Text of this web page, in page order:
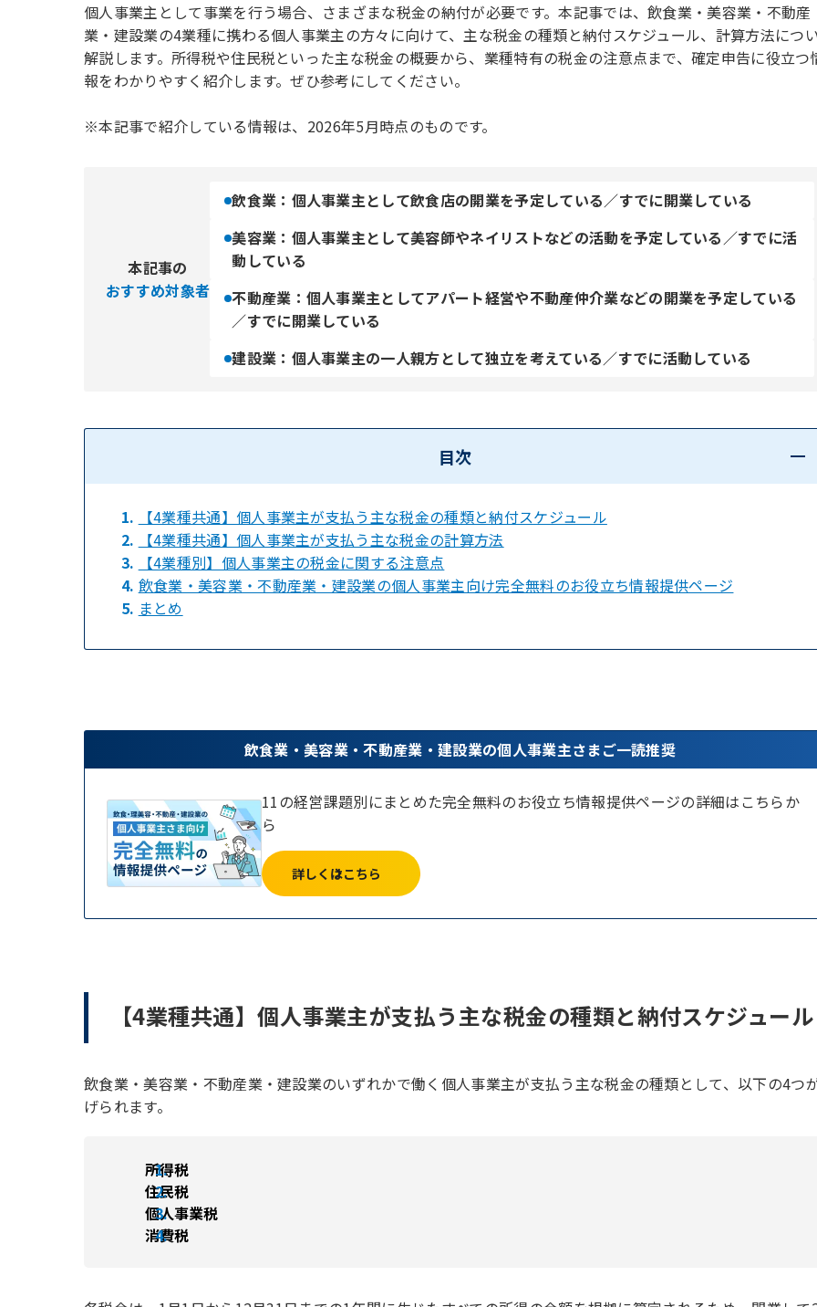
個人事業主として事業を行う場合、さまざまな税金の納付が必要です。本記事では、飲食業・美容業・不動産
業・建設業の4業種に携わる個人事業主の方々に向けて、主な税金の種類と納付スケジュール、計算方法につ
解説します。所得税や住民税といった主な税金の概要から、業種特有の税金の注意点まで、確定申告に役立つ
報をわかりやすく紹介します。ぜひ参考にしてください。
※本記事で紹介している情報は、2026年5月時点のものです。
本記事の
おすすめ対象者
飲食業：個人事業主として飲食店の開業を予定している／すでに開業している
美容業：個人事業主として美容師やネイリストなどの活動を予定している／すでに活
動している
不動産業：個人事業主としてアパート経営や不動産仲介業などの開業を予定している
／すでに開業している
建設業：個人事業主の一人親方として独立を考えている／すでに活動している
目次
1.
【4業種共通】個人事業主が支払う主な税金の種類と納付スケジュール
2.
【4業種共通】個人事業主が支払う主な税金の計算方法
3.
【4業種別】個人事業主の税金に関する注意点
4. 飲食業・美容業・不動産業・建設業の個人事業主向け完全無料のお役立ち情報提供ページ
5. まとめ
飲食業・美容業・不動産業・建設業の個人事業主さまご一読推奨
11の経営課題別にまとめた完全無料のお役立ち情報提供ページの詳細はこちらか
ら
詳しくはこちら
【4業種共通】個人事業主が支払う主な税金の種類と納付スケジュール
飲食業・美容業・不動産業・建設業のいずれかで働く個人事業主が支払う主な税金の種類として、以下の4つ
げられます。
所得税
住民税
個人事業税
消費税